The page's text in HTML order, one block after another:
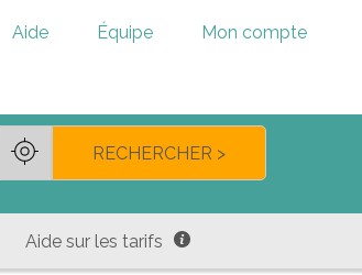
Aide Équipe Mon compte
RECHERCHER >
Aide sur les tarifs